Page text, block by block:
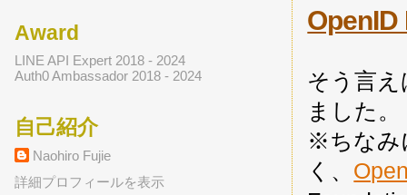
OpenID
そう言
ました。
※ちなみ
く、
Award
LINE API Expert 2018 - 2024
Auth0 Ambassador 2018 - 2024
自己紹介
Naohiro Fujie
詳細プロフィールを表示